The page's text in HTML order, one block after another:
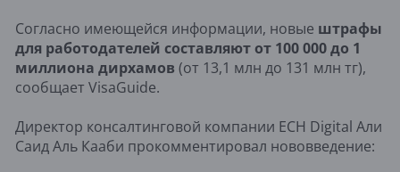
Согласно имеющейся информации, новые штрафы
для работодателей составляют от 100 000 до 1
миллиона дирхамов (от 13,1 млн до 131 млн тг),
сообщает VisaGuide.
Директор консалтинговой компании ECH Digital Али
Саид Аль Кааби прокомментировал нововведение: